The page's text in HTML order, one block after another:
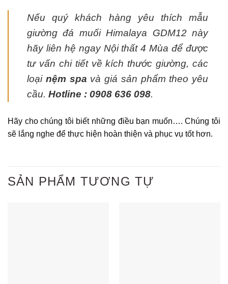
Nếu quý khách hàng yêu thích mẫu
giường đá muối Himalaya GDM12 này
hãy liên hệ ngay Nội thất 4 Mùa để được
tư vấn chi tiết về kích thước giường, các
loại nệm spa và giá sản phẩm theo yêu
cầu. Hotline : 0908 636 098.
Hãy cho chúng tôi biết những điều bạn muốn…. Chúng tôi
sẽ lắng nghe để thực hiện hoàn thiện và phục vụ tốt hơn.
SẢN PHẨM TƯƠNG TỰ